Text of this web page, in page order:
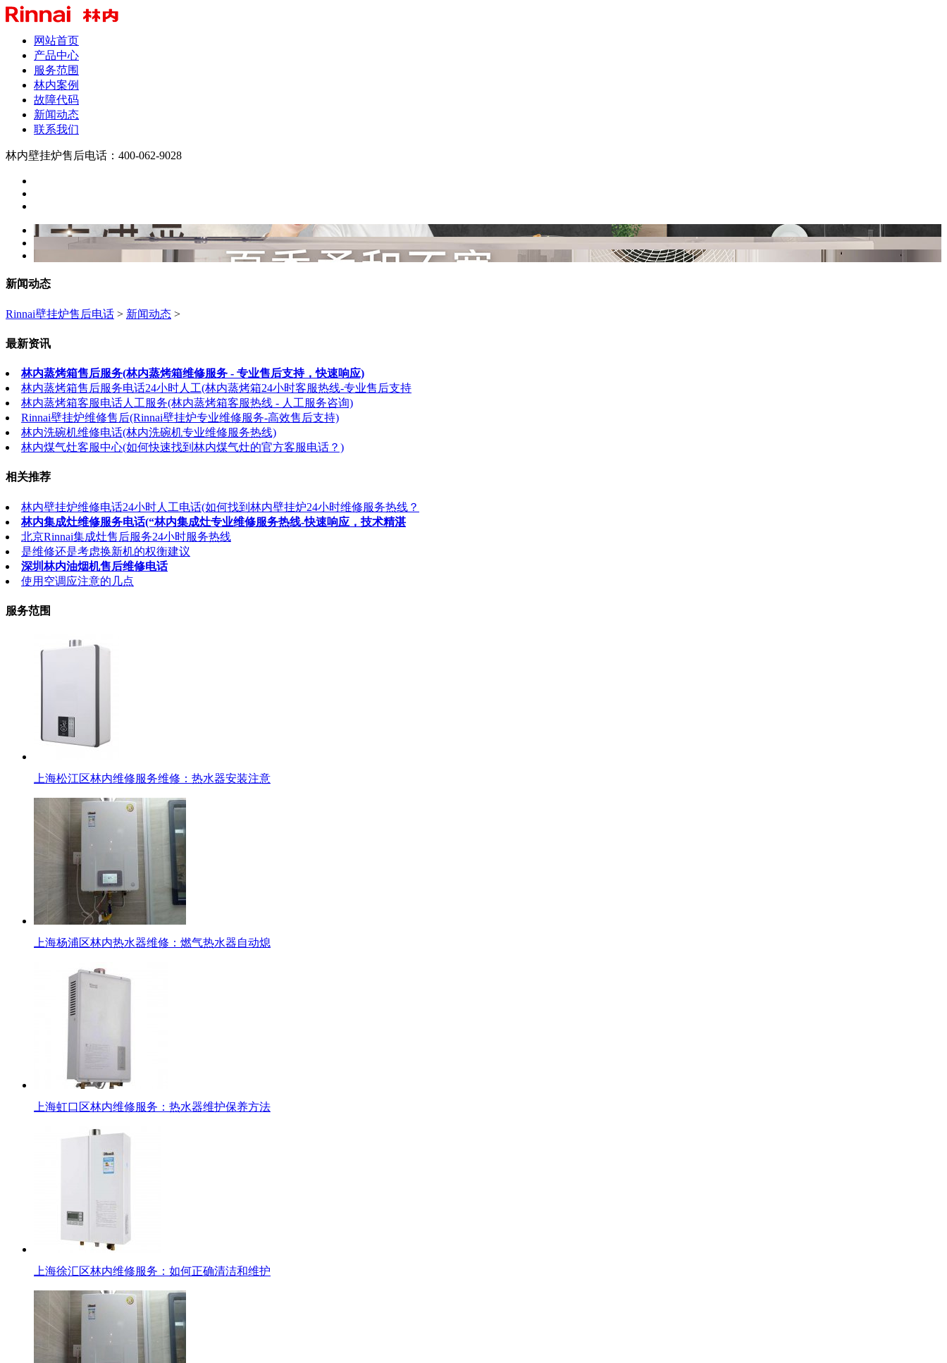
网站首页
产品中心
服务范围
林内案例
故障代码
新闻动态
联系我们
林内壁挂炉售后电话：400-062-9028
新闻动态
Rinnai壁挂炉售后电话 > 新闻动态 >
最新资讯
林内蒸烤箱售后服务(林内蒸烤箱维修服务 - 专业售后支持，快速响应)
林内蒸烤箱售后服务电话24小时人工(林内蒸烤箱24小时客服热线-专业售后支持
林内蒸烤箱客服电话人工服务(林内蒸烤箱客服热线 - 人工服务咨询)
Rinnai壁挂炉维修售后(Rinnai壁挂炉专业维修服务-高效售后支持)
林内洗碗机维修电话(林内洗碗机专业维修服务热线)
林内煤气灶客服中心(如何快速找到林内煤气灶的官方客服电话？)
相关推荐
林内壁挂炉维修电话24小时人工电话(如何找到林内壁挂炉24小时维修服务热线？
林内集成灶维修服务电话(“林内集成灶专业维修服务热线-快速响应，技术精湛
北京Rinnai集成灶售后服务24小时服务热线
是维修还是考虑换新机的权衡建议
深圳林内油烟机售后维修电话
使用空调应注意的几点
服务范围
上海松江区林内维修服务维修：热水器安装注意
上海杨浦区林内热水器维修：燃气热水器自动熄
上海虹口区林内维修服务：热水器维护保养方法
上海徐汇区林内维修服务：如何正确清洁和维护